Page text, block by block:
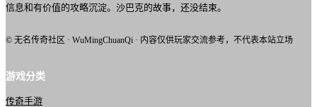
信息和有价值的攻略沉淀。沙巴克的故事，还没结束。
© 无名传奇社区 · WuMingChuanQi · 内容仅供玩家交流参考，不代表本站立场
游戏分类
传奇手游